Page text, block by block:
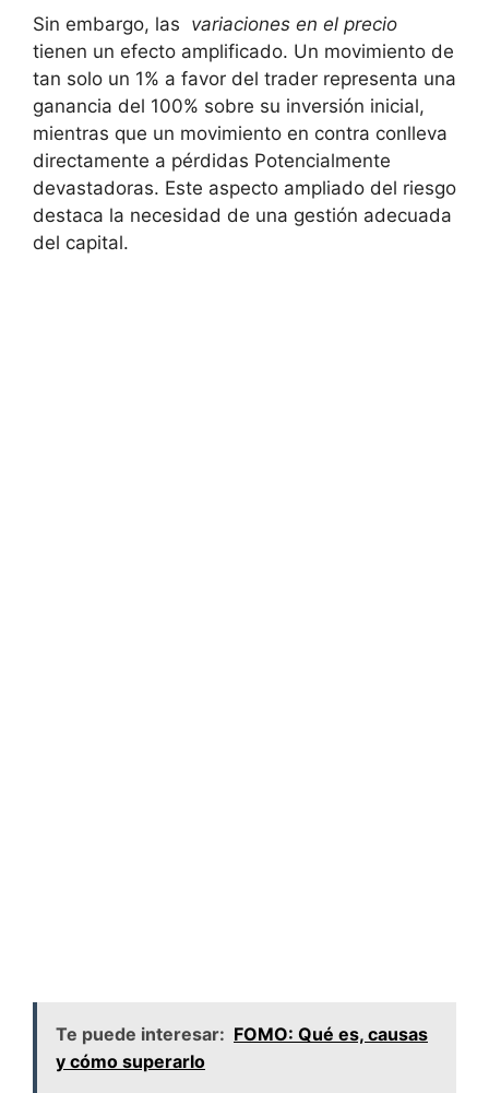
Sin embargo, las ​ variaciones‍ en el precio
tienen un ​efecto amplificado. Un movimiento de⁤
tan solo‍ un 1% a favor del trader representa‍ una
ganancia del 100% sobre su inversión ⁢inicial,
mientras que un movimiento en contra‍ conlleva
directamente a pérdidas ⁢Potencialmente
devastadoras. Este​ aspecto​ ampliado del riesgo
destaca la necesidad⁣ de una gestión adecuada
del⁢ capital.
Te puede interesar: FOMO: Qué es, causas
y cómo superarlo